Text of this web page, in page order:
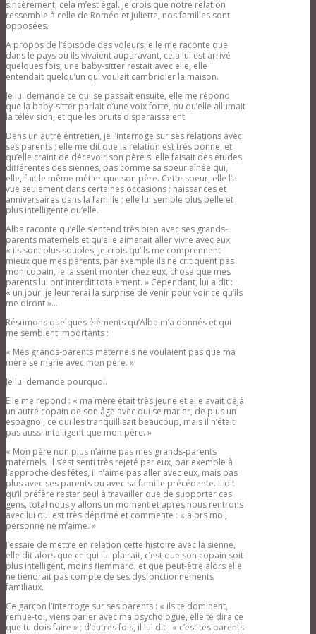
sincèrement, cela m’est égal. Je crois que notre relation
ressemble à celle de Roméo et Juliette, nos familles sont
opposées.
A propos de l’épisode des voleurs, elle me raconte que
dans le pays où ils vivaient auparavant, cela lui est arrivé
quelques fois, une baby-sitter restait avec elle, elle
entendait quelqu’un qui voulait cambrioler la maison.
Je lui demande ce qui se passait ensuite, elle me répond
que la baby-sitter parlait d’une voix forte, ou qu’elle allumait
la télévision, et que les bruits disparaissaient.
Dans un autre entretien, je l’interroge sur ses relations avec
ses parents ; elle me dit que la relation est très bonne, et
qu’elle craint de décevoir son père si elle faisait des études
différentes des siennes, pas comme sa soeur aînée qui,
elle, fait le même métier que son père. Cette soeur, elle l’a
vue seulement dans certaines occasions : naissances et
anniversaires dans la famille ; elle lui semble plus belle et
plus intelligente qu’elle.
Alba raconte qu’elle s’entend très bien avec ses grands-
parents maternels et qu’elle aimerait aller vivre avec eux,
« ils sont plus souples, je crois qu’ils me comprennent
mieux que mes parents, par exemple ils ne critiquent pas
mon copain, le laissent monter chez eux, chose que mes
parents lui ont interdit totalement. » Cependant, lui a dit :
« un jour, je leur ferai la surprise de venir pour voir ce qu’ils
me diront »…
Résumons quelques éléments qu’Alba m’a donnés et qui
me semblent importants :
« Mes grands-parents maternels ne voulaient pas que ma
mère se marie avec mon père. »
Je lui demande pourquoi.
Elle me répond : « ma mère était très jeune et elle avait déjà
un autre copain de son âge avec qui se marier, de plus un
espagnol, ce qui les tranquillisait beaucoup, mais il n’était
pas aussi intelligent que mon père. »
« Mon père non plus n’aime pas mes grands-parents
maternels, il s’est senti très rejeté par eux, par exemple à
l’approche des fêtes, il n’aime pas aller avec eux, mais pas
plus avec ses parents ou avec sa famille précédente. Il dit
qu’il préfère rester seul à travailler que de supporter ces
gens, total nous y allons un moment et après nous rentrons
avec lui qui est très déprimé et commente : « alors moi,
personne ne m’aime. »
J’essaie de mettre en relation cette histoire avec la sienne,
elle dit alors que ce qui lui plairait, c’est que son copain soit
plus intelligent, moins flemmard, et que peut-être alors elle
ne tiendrait pas compte de ses dysfonctionnements
familiaux.
Ce garçon l’interroge sur ses parents : « ils te dominent,
remue-toi, viens parler avec ma psychologue, elle te dira ce
que tu dois faire » ; d’autres fois, il lui dit : « c’est tes parents